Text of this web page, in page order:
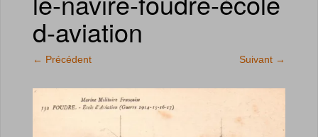
d-aviation
← Précédent Suivant →